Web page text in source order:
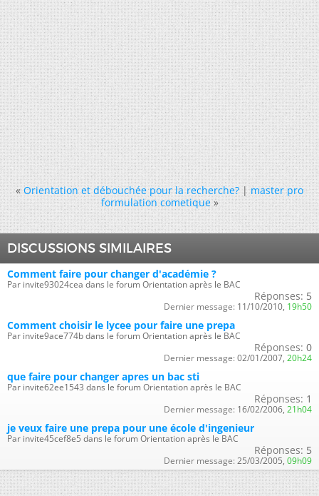
« Orientation et débouchée pour la recherche?|master pro
formulation cometique »
DISCUSSIONS SIMILAIRES
Comment faire pour changer d'académie ?
Par invite93024cea dans le forum Orientation après le BAC
Réponses: 5
Dernier message: 11/10/2010, 19h50
Comment choisir le lycee pour faire une prepa
Par invite9ace774b dans le forum Orientation après le BAC
Réponses: 0
Dernier message: 02/01/2007, 20h24
que faire pour changer apres un bac sti
Par invite62ee1543 dans le forum Orientation après le BAC
Réponses: 1
Dernier message: 16/02/2006, 21h04
je veux faire une prepa pour une école d'ingenieur
Par invite45cef8e5 dans le forum Orientation après le BAC
Réponses: 5
Dernier message: 25/03/2005, 09h09